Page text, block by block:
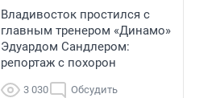
Владивосток простился с
главным тренером «Динамо»
Эдуардом Сандлером:
репортаж с похорон
3 030 Обсудить